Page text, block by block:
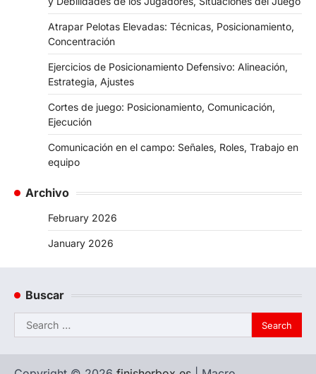
Atrapar Pelotas Elevadas: Técnicas, Posicionamiento,
Concentración
Ejercicios de Posicionamiento Defensivo: Alineación,
Estrategia, Ajustes
Cortes de juego: Posicionamiento, Comunicación,
Ejecución
Comunicación en el campo: Señales, Roles, Trabajo en
equipo
Archivo
February 2026
January 2026
Buscar
Search
for: